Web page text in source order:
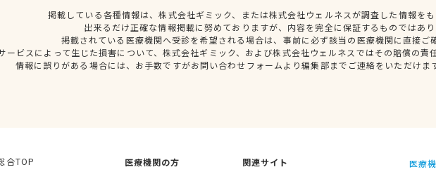
掲載している各種情報は、株式会社ギミック、または株式会社ウェルネスが調査した情報を
出来るだけ正確な情報掲載に努めておりますが、内容を完全に保証するものではあ
掲載されている医療機関へ受診を希望される場合は、事前に必ず該当の医療機関に直接ご
ービスによって生じた損害について、株式会社ギミック、および株式会社ウェルネスではその賠償の責
情報に誤りがある場合には、お手数ですがお問い合わせフォームより編集部までご連絡をいただけま
合TOP
医療機関の方
関連サイト
医療